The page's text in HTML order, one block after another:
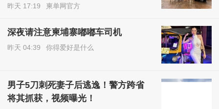
昨天 17:19 柬单网官方
深夜请注意柬埔寨嘟嘟车司机
昨天 04:39 你得爱好是什么
男子5刀刺死妻子后逃逸！警方跨省
将其抓获，视频曝光！